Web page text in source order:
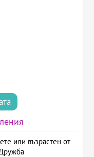
или възрастен от